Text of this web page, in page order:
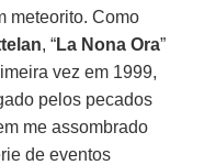
meteorito. Como
, “La Nona Ora”
vez em 1999,
pelos pecados
me assombrado
de eventos